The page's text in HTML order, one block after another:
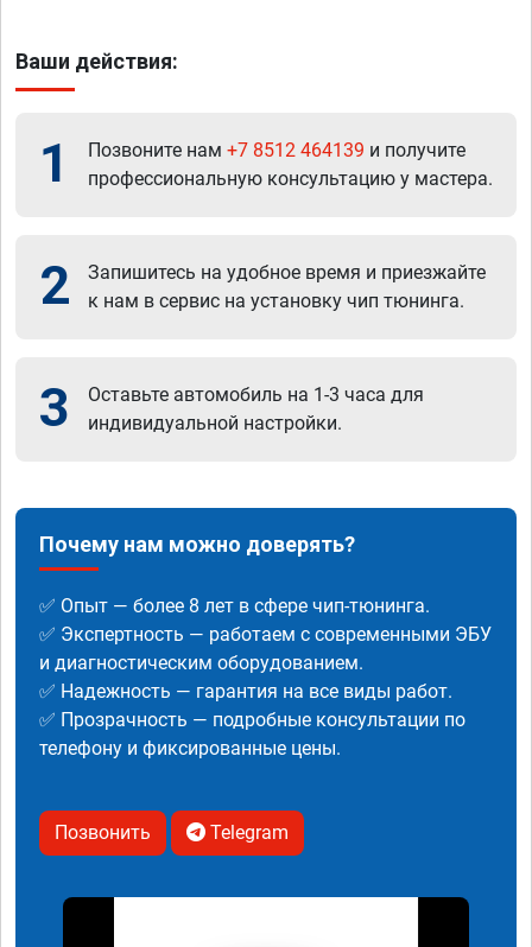
Ваши действия:
1 Позвоните нам +7 8512 464139 и получите
профессиональную консультацию у мастера.
2
Запишитесь на удобное время и приезжайте
к нам в сервис на установку чип тюнинга.
3
Оставьте автомобиль на 1-3 часа для
индивидуальной настройки.
Почему нам можно доверять?
✅ Опыт — более 8 лет в сфере чип-тюнинга.
✅ Экспертность — работаем с современными ЭБУ
и диагностическим оборудованием.
✅ Надежность — гарантия на все виды работ.
✅ Прозрачность — подробные консультации по
телефону и фиксированные цены.
Позвонить Telegram